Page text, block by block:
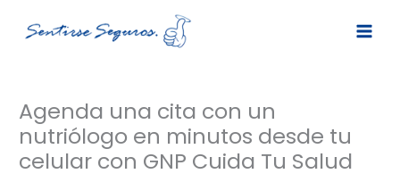
Agenda una cita con un
nutriólogo en minutos desde tu
celular con GNP Cuida Tu Salud